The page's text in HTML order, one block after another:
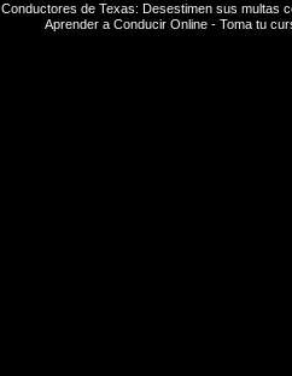
Conductores de Texas: Desestimen sus multas
Aprender a Conducir Online - Toma tu